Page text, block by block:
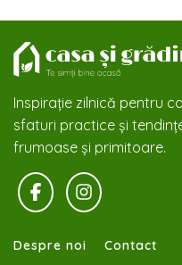
Inspirație zilnică pentru
sfaturi practice și
frumoase și primitoare.
Despre noi Contact